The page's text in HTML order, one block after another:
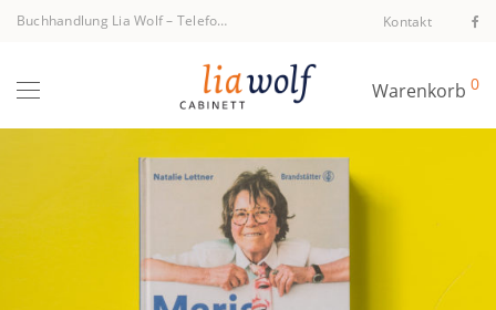
Buchhandlung Lia Wolf– Telefon +43 1 512 40 94 Kontakt
Warenkorb 0